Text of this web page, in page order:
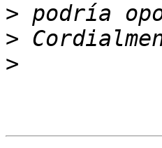
>
>
>